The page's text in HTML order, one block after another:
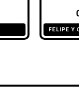
FELIPE Y